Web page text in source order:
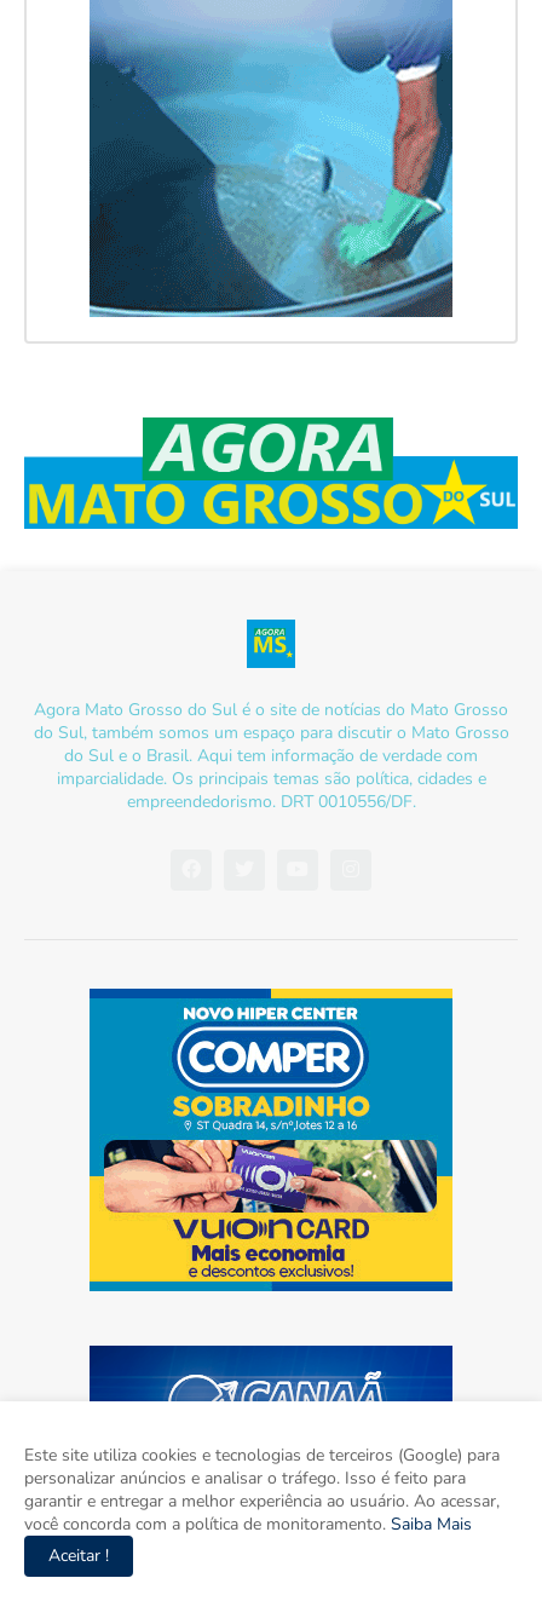
Agora Mato Grosso do Sul é o site de notícias do Mato Grosso
do Sul, também somos um espaço para discutir o Mato Grosso
do Sul e o Brasil. Aqui tem informação de verdade com
imparcialidade. Os principais temas são política, cidades e
empreendedorismo. DRT 0010556/DF.
Este site utiliza cookies e tecnologias de terceiros (Google) para
personalizar anúncios e analisar o tráfego. Isso é feito para
garantir e entregar a melhor experiência ao usuário. Ao acessar,
você concorda com a política de monitoramento. Saiba Mais
Aceitar !